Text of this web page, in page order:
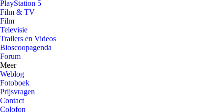
PlayStation 5
Film & TV
Film
Televisie
Trailers en Videos
Bioscoopagenda
Forum
Meer
Weblog
Fotoboek
Prijsvragen
Contact
Colofon